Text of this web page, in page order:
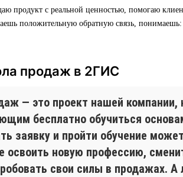
продукт с реальной ценностью, помогаю
положительную обратную связь,
продаж в 2ГИС
— это проект нашей
бесплатно обучиться
заявку и пройти обучение
освоить новую профессию,
свои силы в продажах.